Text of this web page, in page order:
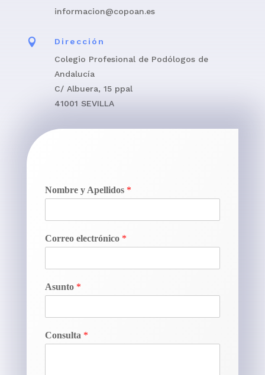
informacion@copoan.es

Dirección
Colegio Profesional de Podólogos de
Andalucía
C/ Albuera, 15 ppal
41001 SEVILLA
Nombre y Apellidos *
Correo electrónico *
Asunto *
Consulta *